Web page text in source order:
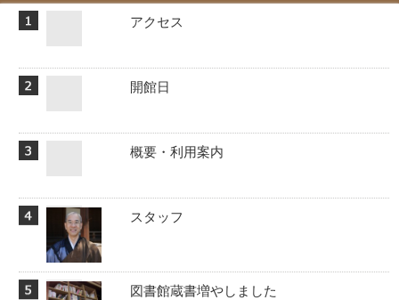
アクセス
開館日
概要・利用案内
スタッフ
図書館蔵書増やしました